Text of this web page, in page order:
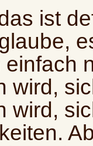
ist
wird,
wird,